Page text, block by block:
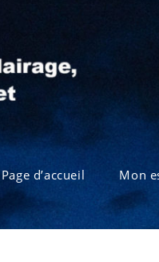
Page d’accueil Mon